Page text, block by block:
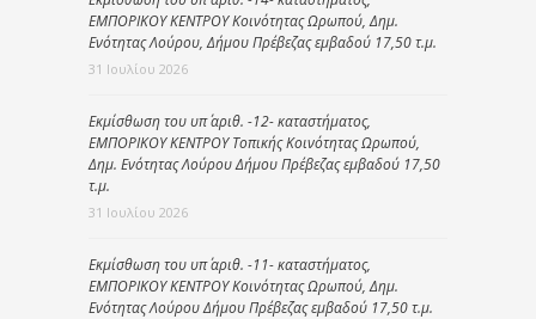
ΕΜΠΟΡΙΚΟΥ ΚΕΝΤΡΟΥ Κοινότητας Ωρωπού, Δημ.
Ενότητας Λούρου, Δήμου Πρέβεζας εμβαδού 17,50 τ.μ.
31 Ιουλίου 2026
Εκμίσθωση του υπ΄ αριθ. -12- καταστήματος,
ΕΜΠΟΡΙΚΟΥ ΚΕΝΤΡΟΥ Τοπικής Κοινότητας Ωρωπού,
Δημ. Ενότητας Λούρου Δήμου Πρέβεζας εμβαδού 17,50
τ.μ.
31 Ιουλίου 2026
Εκμίσθωση του υπ΄ αριθ. -11- καταστήματος,
ΕΜΠΟΡΙΚΟΥ ΚΕΝΤΡΟΥ Κοινότητας Ωρωπού, Δημ.
Ενότητας Λούρου Δήμου Πρέβεζας εμβαδού 17,50 τ.μ.